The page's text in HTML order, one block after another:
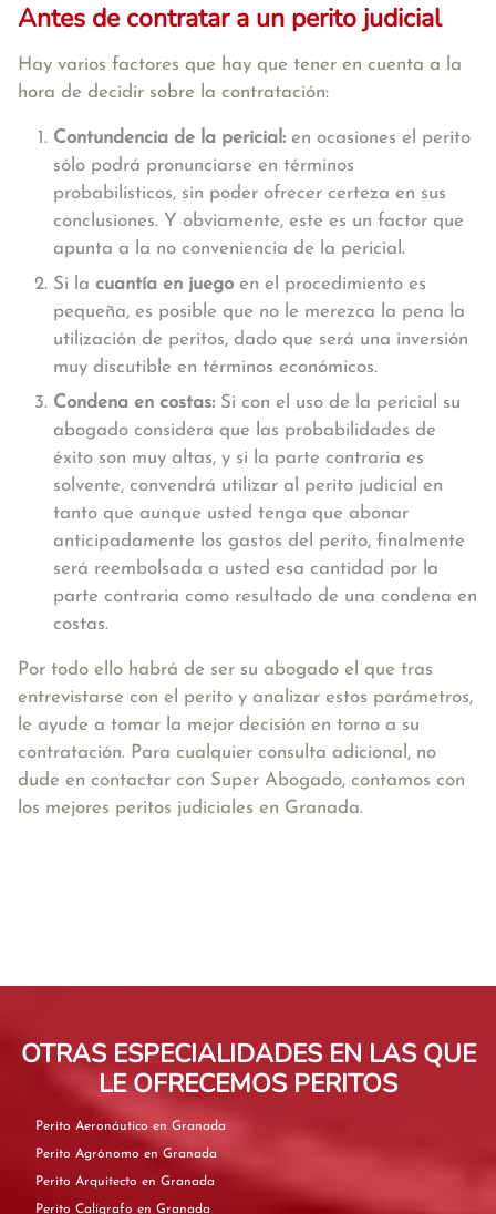
Antes de contratar a un perito judicial
Hay varios factores que hay que tener en cuenta a la
hora de decidir sobre la contratación:
Contundencia de la pericial: en ocasiones el perito
sólo podrá pronunciarse en términos
probabilísticos, sin poder ofrecer certeza en sus
conclusiones. Y obviamente, este es un factor que
apunta a la no conveniencia de la pericial.
Si la cuantía en juego en el procedimiento es
pequeña, es posible que no le merezca la pena la
utilización de peritos, dado que será una inversión
muy discutible en términos económicos.
Condena en costas: Si con el uso de la pericial su
abogado considera que las probabilidades de
éxito son muy altas, y si la parte contraria es
solvente, convendrá utilizar al perito judicial en
tanto que aunque usted tenga que abonar
anticipadamente los gastos del perito, finalmente
será reembolsada a usted esa cantidad por la
parte contraria como resultado de una condena en
costas.
Por todo ello habrá de ser su abogado el que tras
entrevistarse con el perito y analizar estos parámetros,
le ayude a tomar la mejor decisión en torno a su
contratación. Para cualquier consulta adicional, no
dude en contactar con Super Abogado, contamos con
los mejores peritos judiciales en Granada.
OTRAS ESPECIALIDADES EN LAS QUE
LE OFRECEMOS PERITOS
Perito Aeronáutico en Granada
Perito Agrónomo en Granada
Perito Arquitecto en Granada
Perito Calígrafo en Granada